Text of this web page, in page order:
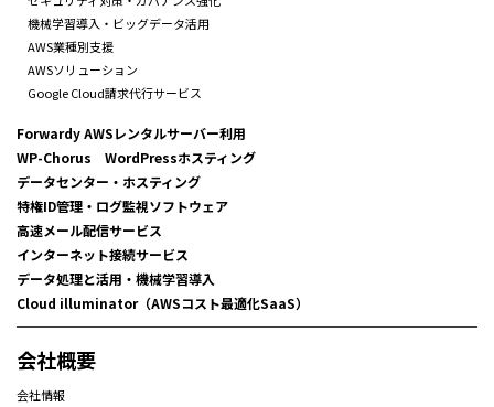
機械学習導入・ビッグデータ活用
AWS業種別支援
AWSソリューション
Google Cloud請求代行サービス
Forwardy AWSレンタルサーバー利用
WP-Chorus WordPressホスティング
データセンター・ホスティング
特権ID管理・ログ監視ソフトウェア
高速メール配信サービス
インターネット接続サービス
データ処理と活用・機械学習導入
Cloud illuminator（AWSコスト最適化SaaS）
会社概要
会社情報